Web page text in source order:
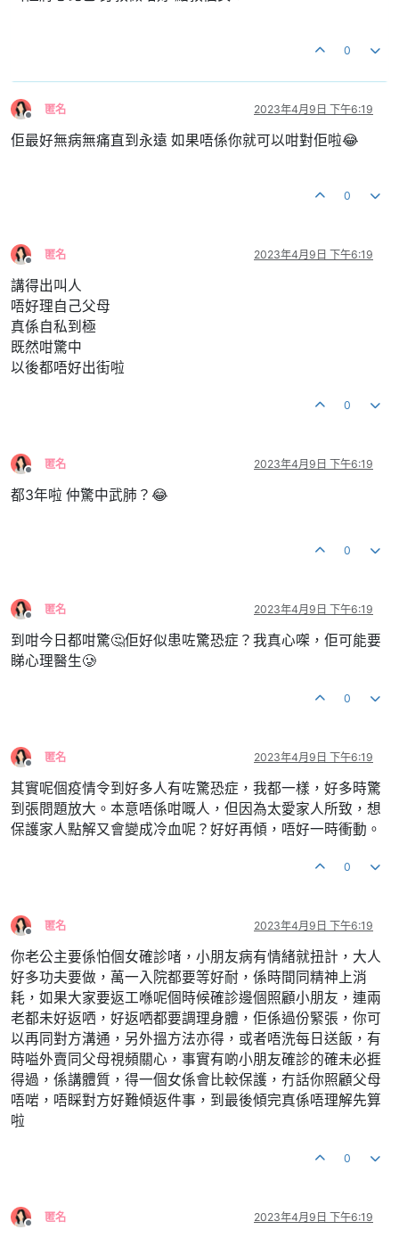
0
離線
匿名 2023年4月9日 下午6:19
佢最好無病無痛直到永遠 如果唔係你就可以咁對佢啦😂
0
離線
匿名 2023年4月9日 下午6:19
講得出叫人
唔好理自己父母
真係自私到極
既然咁驚中
以後都唔好出街啦
0
離線
匿名 2023年4月9日 下午6:19
都3年啦 仲驚中武肺？😂
0
離線
匿名 2023年4月9日 下午6:19
到咁今日都咁驚🤔佢好似患咗驚恐症？我真心㗎，佢可能要
睇心理醫生🥲
0
離線
匿名 2023年4月9日 下午6:19
其實呢個疫情令到好多人有咗驚恐症，我都一樣，好多時驚
到張問題放大。本意唔係咁嘅人，但因為太愛家人所致，想
保護家人點解又會變成冷血呢？好好再傾，唔好一時衝動。
0
離線
匿名 2023年4月9日 下午6:19
你老公主要係怕個女確診啫，小朋友病有情緒就扭計，大人
好多功夫要做，萬一入院都要等好耐，係時間同精神上消
耗，如果大家要返工喺呢個時候確診邊個照顧小朋友，連兩
老都未好返哂，好返哂都要調理身體，佢係過份緊張，你可
以再同對方溝通，另外搵方法亦得，或者唔洗每日送飯，有
時嗌外賣同父母視頻關心，事實有啲小朋友確診的確未必捱
得過，係講體質，得一個女係會比較保護，冇話你照顧父母
唔啱，唔睬對方好難傾返件事，到最後傾完真係唔理解先算
啦
0
離線
匿名 2023年4月9日 下午6:19